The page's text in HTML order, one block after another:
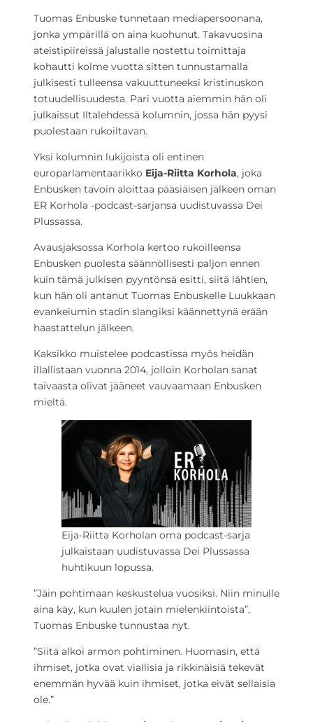
Tuomas Enbuske tunnetaan mediapersoonana,
jonka ympärillä on aina kuohunut. Takavuosina
ateistipiireissä jalustalle nostettu toimittaja
kohautti kolme vuotta sitten tunnustamalla
julkisesti tulleensa vakuuttuneeksi kristinuskon
totuudellisuudesta. Pari vuotta aiemmin hän oli
julkaissut Iltalehdessä kolumnin, jossa hän pyysi
puolestaan rukoiltavan.
Yksi kolumnin lukijoista oli entinen
europarlamentaarikko Eija-Riitta Korhola, joka
Enbusken tavoin aloittaa pääsiäisen jälkeen oman
ER Korhola -podcast-sarjansa uudistuvassa Dei
Plussassa.
Avausjaksossa Korhola kertoo rukoilleensa
Enbusken puolesta säännöllisesti paljon ennen
kuin tämä julkisen pyyntönsä esitti, siitä lähtien,
kun hän oli antanut Tuomas Enbuskelle Luukkaan
evankeiumin stadin slangiksi käännettynä erään
haastattelun jälkeen.
Kaksikko muistelee podcastissa myös heidän
illallistaan vuonna 2014, jolloin Korholan sanat
taivaasta olivat jääneet vauvaamaan Enbusken
mieltä.
Eija-Riitta Korholan oma podcast-sarja
julkaistaan uudistuvassa Dei Plussassa
huhtikuun lopussa.
”Jäin pohtimaan keskustelua vuosiksi. Niin minulle
aina käy, kun kuulen jotain mielenkiintoista”,
Tuomas Enbuske tunnustaa nyt.
”Siitä alkoi armon pohtiminen. Huomasin, että
ihmiset, jotka ovat viallisia ja rikkinäisiä tekevät
enemmän hyvää kuin ihmiset, jotka eivät sellaisia
ole.”